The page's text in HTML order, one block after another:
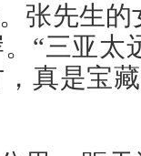
张先生
“三亚太
真是宝